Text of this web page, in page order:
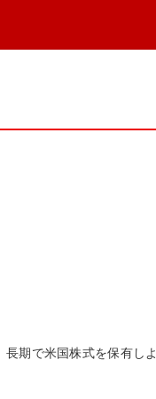
期で米国株式を保有し